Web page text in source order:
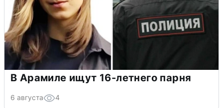
В Арамиле ищут 16-летнего парня
6 августа 4